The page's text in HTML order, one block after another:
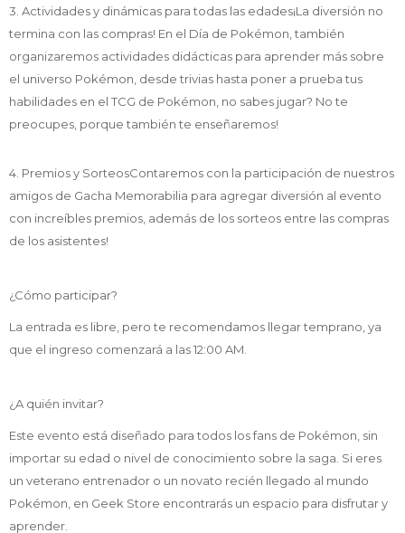
3. Actividades y dinámicas para todas las edades¡La diversión no
termina con las compras! En el Día de Pokémon, también
organizaremos actividades didácticas para aprender más sobre
el universo Pokémon, desde trivias hasta poner a prueba tus
habilidades en el TCG de Pokémon, no sabes jugar? No te
preocupes, porque también te enseñaremos!
4. Premios y SorteosContaremos con la participación de nuestros
amigos de Gacha Memorabilia para agregar diversión al evento
con increíbles premios, además de los sorteos entre las compras
de los asistentes!
¿Cómo participar?
La entrada es libre, pero te recomendamos llegar temprano, ya
que el ingreso comenzará a las 12:00 AM.
¿A quién invitar?
Este evento está diseñado para todos los fans de Pokémon, sin
importar su edad o nivel de conocimiento sobre la saga. Si eres
un veterano entrenador o un novato recién llegado al mundo
Pokémon, en Geek Store encontrarás un espacio para disfrutar y
aprender.